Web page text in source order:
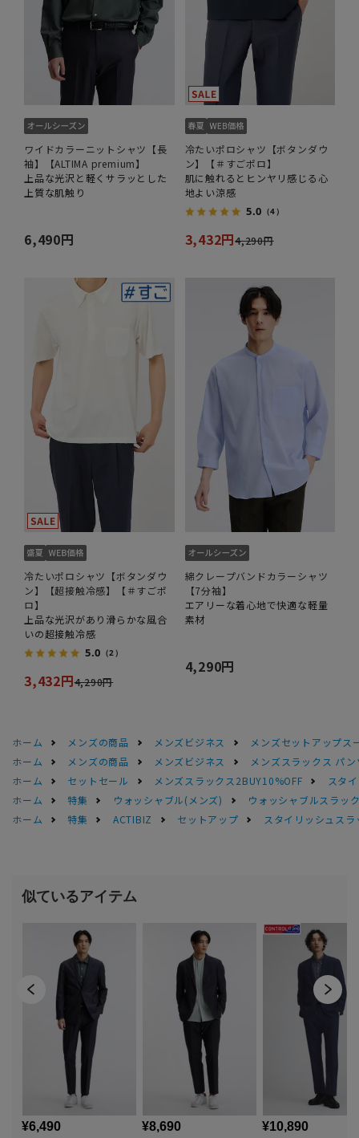
ワイドカラーニットシャツ【長
袖】【ALTIMA premium】
上品な光沢と軽くサラッとした
上質な肌触り
6,490円
冷たいポロシャツ【ボタンダウ
ン】【＃すごポロ】
肌に触れるとヒンヤリ感じる心
地よい涼感
5.0 （4）
3,432円4,290円
冷たいポロシャツ【ボタンダウ
ン】【超接触冷感】【＃すごポ
ロ】
上品な光沢があり滑らかな風合
いの超接触冷感
5.0 （2）
3,432円4,290円
綿クレープバンドカラーシャツ
【7分袖】
エアリーな着心地で快適な軽量
素材
4,290円
ホーム メンズの商品 メンズビジネス
メンズセットアップス
ホーム
メンズの商品 メンズビジネス
メンズスラックス パン
ホーム
セットセール メンズスラックス2BUY10%OFF
スタ
ホーム
特集 ウォッシャブル(メンズ)
ウォッシャブルスラッ
ホーム
特集 ACTIBIZ セットアップ スタイリッシュス